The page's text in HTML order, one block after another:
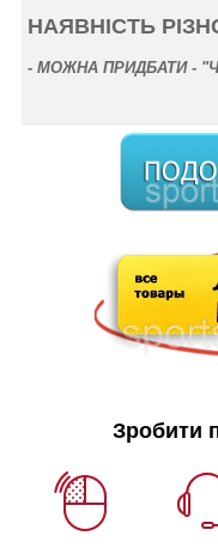
НАЯВНІСТЬ
- МОЖНА ПРИДБАТИ -
Зробити